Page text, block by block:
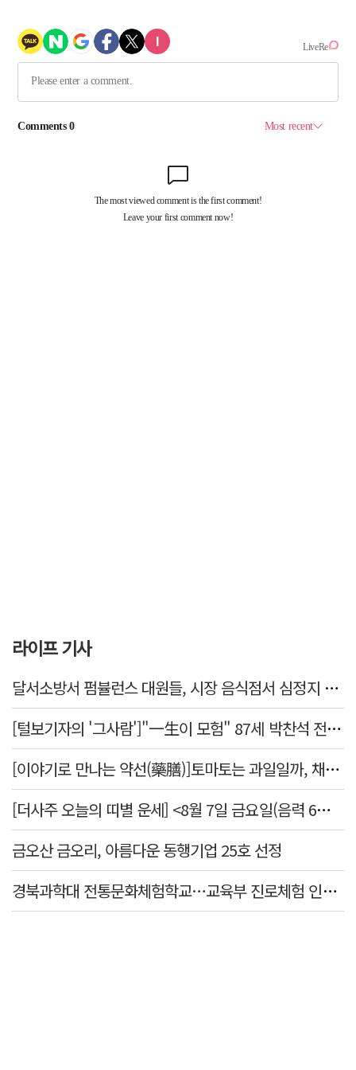
라이프 기사
달서소방서 펌뷸런스 대원들, 시장 음식점서 심정지 환자 생명 살려
[털보기자의 '그사람']"一生이 모험" 87세 박찬석 전 경북대 총장
[이야기로 만나는 약선(藥膳)]토마토는 과일일까, 채소일까
[더사주 오늘의 띠별 운세] <8월 7일 금요일(음력 6월25일)>
금오산 금오리, 아름다운 동행기업 25호 선정
경북과학대 전통문화체험학교…교육부 진로체험 인증기관 선정